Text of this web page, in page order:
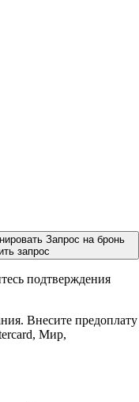
Запрос на бронь
запрос
подтверждения
Внесите предоплату
Мир,